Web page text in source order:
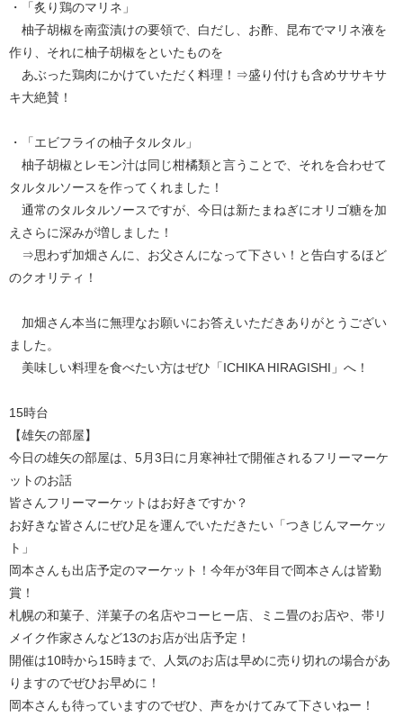
・「炙り鶏のマリネ」
柚子胡椒を南蛮漬けの要領で、白だし、お酢、昆布でマリネ液を
作り、それに柚子胡椒をといたものを
あぶった鶏肉にかけていただく料理！⇒盛り付けも含めササキサ
キ大絶賛！
・「エビフライの柚子タルタル」
柚子胡椒とレモン汁は同じ柑橘類と言うことで、それを合わせて
タルタルソースを作ってくれました！
通常のタルタルソースですが、今日は新たまねぎにオリゴ糖を加
えさらに深みが増しました！
⇒思わず加畑さんに、お父さんになって下さい！と告白するほど
のクオリティ！
加畑さん本当に無理なお願いにお答えいただきありがとうござい
ました。
美味しい料理を食べたい方はぜひ「ICHIKA HIRAGISHI」へ！
15時台
【雄矢の部屋】
今日の雄矢の部屋は、5月3日に月寒神社で開催されるフリーマーケ
ットのお話
皆さんフリーマーケットはお好きですか？
お好きな皆さんにぜひ足を運んでいただきたい「つきじんマーケッ
ト」
岡本さんも出店予定のマーケット！今年が3年目で岡本さんは皆勤
賞！
札幌の和菓子、洋菓子の名店やコーヒー店、ミニ畳のお店や、帯リ
メイク作家さんなど13のお店が出店予定！
開催は10時から15時まで、人気のお店は早めに売り切れの場合があ
りますのでぜひお早めに！
岡本さんも待っていますのでぜひ、声をかけてみて下さいねー！